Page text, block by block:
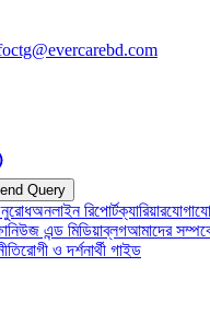
Query
অনলাইন রিপোর্টক্যারিয়ার
নিউজ এন্ড মিডিয়াব্লগআমাদের
রোগী ও দর্শনার্থী গাইড